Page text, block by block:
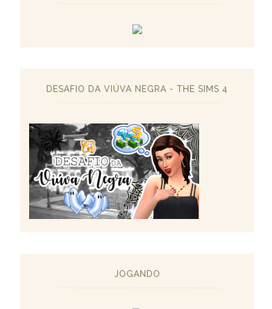
DESAFIO DA VIÚVA NEGRA - THE SIMS 4
JOGANDO